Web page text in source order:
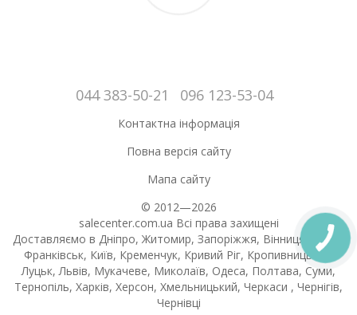
044 383-50-21 096 123-53-04
Контактна інформація
Повна версія сайту
Мапа сайту
© 2012—2026
salecenter.com.ua Всі права захищені
Доставляємо в Дніпро, Житомир, Запоріжжя, Вінниця, Івано-
Франківськ, Київ, Кременчук, Кривий Ріг, Кропивницький,
Луцьк, Львів, Мукачеве, Миколаїв, Одеса, Полтава, Суми,
Тернопіль, Харків, Херсон, Хмельницький, Черкаси , Чернігів,
Чернівці